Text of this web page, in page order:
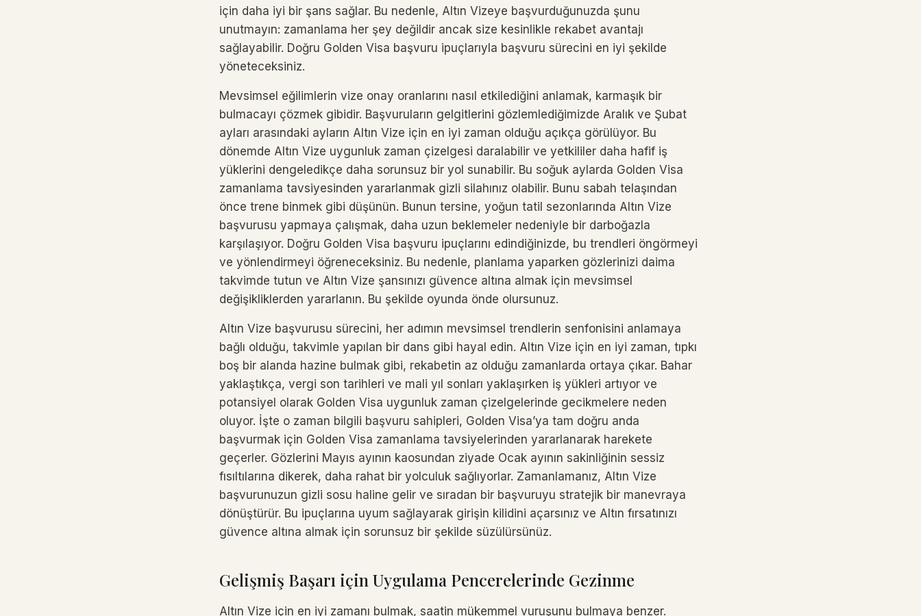
için daha iyi bir şans sağlar. Bu nedenle, Altın Vizeye başvurduğunuzda şunu
unutmayın: zamanlama her şey değildir ancak size kesinlikle rekabet avantajı
sağlayabilir. Doğru Golden Visa başvuru ipuçlarıyla başvuru sürecini en iyi şekilde
yöneteceksiniz.
Mevsimsel eğilimlerin vize onay oranlarını nasıl etkilediğini anlamak, karmaşık bir
bulmacayı çözmek gibidir. Başvuruların gelgitlerini gözlemlediğimizde Aralık ve Şubat
ayları arasındaki ayların Altın Vize için en iyi zaman olduğu açıkça görülüyor. Bu
dönemde Altın Vize uygunluk zaman çizelgesi daralabilir ve yetkililer daha hafif iş
yüklerini dengeledikçe daha sorunsuz bir yol sunabilir. Bu soğuk aylarda Golden Visa
zamanlama tavsiyesinden yararlanmak gizli silahınız olabilir. Bunu sabah telaşından
önce trene binmek gibi düşünün. Bunun tersine, yoğun tatil sezonlarında Altın Vize
başvurusu yapmaya çalışmak, daha uzun beklemeler nedeniyle bir darboğazla
karşılaşıyor. Doğru Golden Visa başvuru ipuçlarını edindiğinizde, bu trendleri öngörmeyi
ve yönlendirmeyi öğreneceksiniz. Bu nedenle, planlama yaparken gözlerinizi daima
takvimde tutun ve Altın Vize şansınızı güvence altına almak için mevsimsel
değişikliklerden yararlanın. Bu şekilde oyunda önde olursunuz.
Altın Vize başvurusu sürecini, her adımın mevsimsel trendlerin senfonisini anlamaya
bağlı olduğu, takvimle yapılan bir dans gibi hayal edin. Altın Vize için en iyi zaman, tıpkı
boş bir alanda hazine bulmak gibi, rekabetin az olduğu zamanlarda ortaya çıkar. Bahar
yaklaştıkça, vergi son tarihleri ​​ve mali yıl sonları yaklaşırken iş yükleri artıyor ve
potansiyel olarak Golden Visa uygunluk zaman çizelgelerinde gecikmelere neden
oluyor. İşte o zaman bilgili başvuru sahipleri, Golden Visa’ya tam doğru anda
başvurmak için Golden Visa zamanlama tavsiyelerinden yararlanarak harekete
geçerler. Gözlerini Mayıs ayının kaosundan ziyade Ocak ayının sakinliğinin sessiz
fısıltılarına dikerek, daha rahat bir yolculuk sağlıyorlar. Zamanlamanız, Altın Vize
başvurunuzun gizli sosu haline gelir ve sıradan bir başvuruyu stratejik bir manevraya
dönüştürür. Bu ipuçlarına uyum sağlayarak girişin kilidini açarsınız ve Altın fırsatınızı
güvence altına almak için sorunsuz bir şekilde süzülürsünüz.
Gelişmiş Başarı için Uygulama Pencerelerinde Gezinme
Altın Vize için en iyi zamanı bulmak, saatin mükemmel vuruşunu bulmaya benzer.